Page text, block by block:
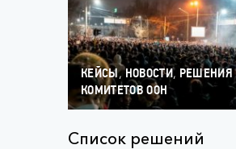
КЕЙСЫ,НОВОСТИ, РЕШЕНИЯ
КОМИТЕТОВ ООН
Список решений